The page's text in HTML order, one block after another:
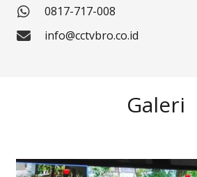
0817-717-008
info@cctvbro.co.id
Galeri